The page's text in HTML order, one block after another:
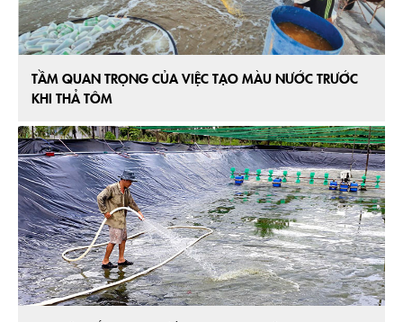
TẦM QUAN TRỌNG CỦA VIỆC TẠO MÀU NƯỚC TRƯỚC
KHI THẢ TÔM